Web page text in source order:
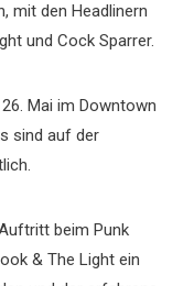
mit den Headlinern
und Cock Sparrer.
Mai im Downtown
sind auf der
beim Punk
& The Light ein